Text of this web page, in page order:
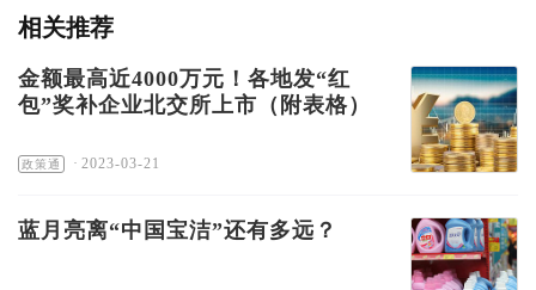
相关推荐
金额最高近4000万元！各地发“红
包”奖补企业北交所上市（附表格）
政策通 · 2023-03-21
蓝月亮离“中国宝洁”还有多远？